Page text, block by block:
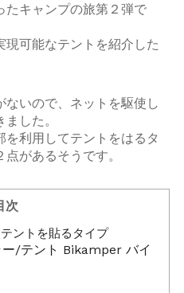
たキャンプの旅第２弾で
可能なテントを紹介した
いので、ネットを駆使し
した。
利用してテントをはるタ
があるそうです。
次
ントを貼るタイプ
ー/テント Bikamper バイ